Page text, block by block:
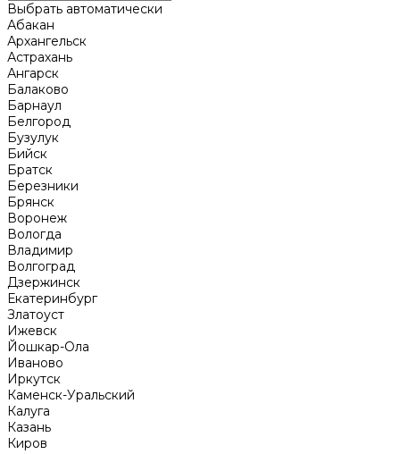
Выбрать автоматически
Абакан
Архангельск
Астрахань
Ангарск
Балаково
Барнаул
Белгород
Бузулук
Бийск
Братск
Березники
Брянск
Воронеж
Вологда
Владимир
Волгоград
Дзержинск
Екатеринбург
Златоуст
Ижевск
Йошкар-Ола
Иваново
Иркутск
Каменск-Уральский
Калуга
Казань
Киров